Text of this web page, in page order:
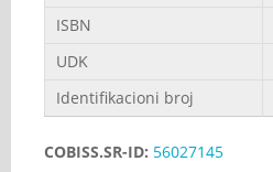
ISBN
UDK
Identifikacioni broj
COBISS.SR-ID: 56027145